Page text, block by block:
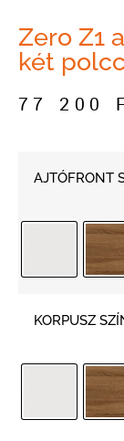
Zero Z1
két
77 200
AJTÓFRONT
KORPUSZ